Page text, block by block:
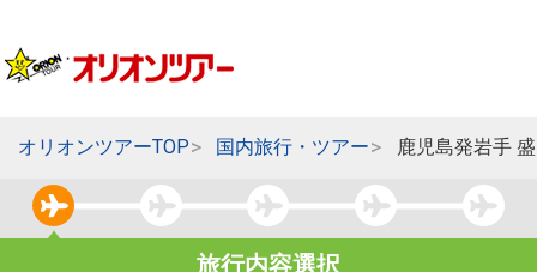
オリオンツアーTOP 国内旅行・ツアー 鹿児島発岩手
旅行内容選択